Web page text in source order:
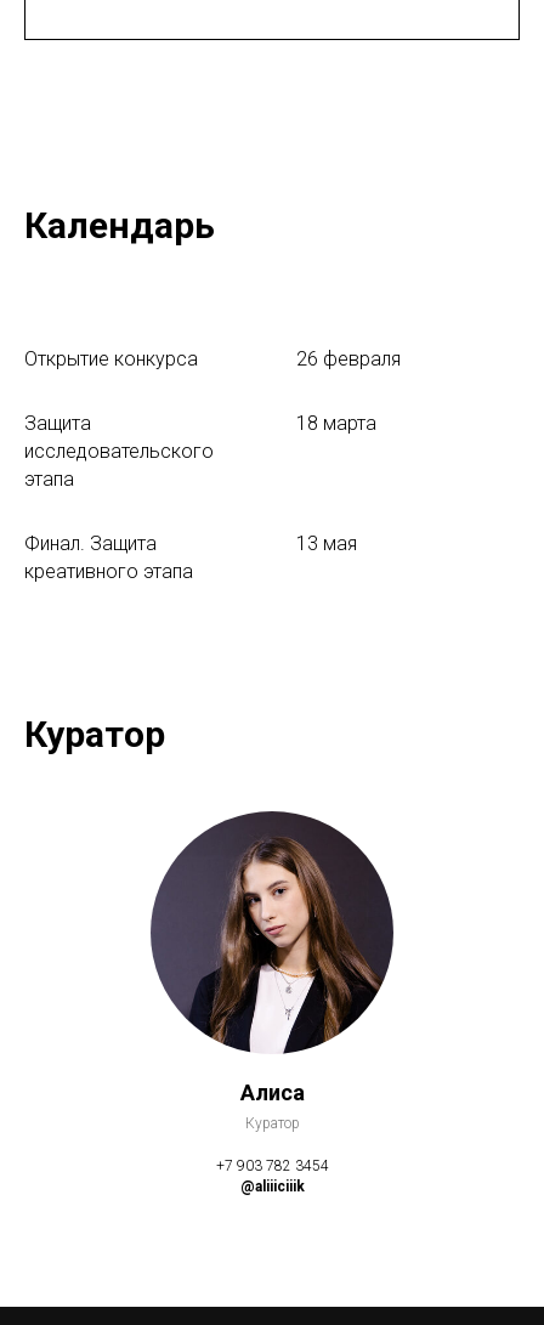
Календарь
Открытие конкурса 26 февраля
Защита
исследовательского
этапа
18 марта
Финал. Защита
креативного этапа
13 мая
Куратор
Алиса
Куратор
+7 903 782 3454
@aliiiciiik